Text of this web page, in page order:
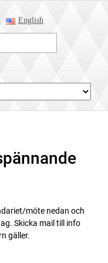
English
möte nedan och
Skicka mail till info
gäller.